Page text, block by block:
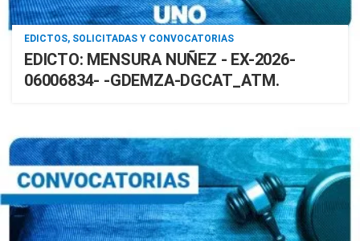
EDICTOS, SOLICITADAS Y CONVOCATORIAS
EDICTO: MENSURA NUÑEZ - EX-2026-
06006834- -GDEMZA-DGCAT_ATM.